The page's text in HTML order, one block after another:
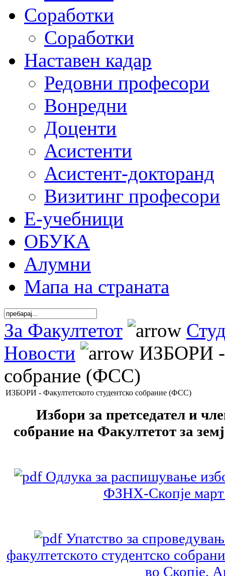
Соработки
Соработки
Наставен кадар
Редовни професори
Вонредни
Доценти
Асистенти
Асистент-докторанд
Визитинг професори
Е-учебници
ОБУКА
Алумни
Мапа на страната
За Факултетот
Новости
ИЗБОРИ -
собрание (ФСС)
ИЗБОРИ - Факултетското студентско собрание (ФСС)
Избори за претседател и
собрание на Факултетот за
Одлука за распишување
ФЗНХ-Скопје март
Упатство за
факултетското студентско
во Скопје,